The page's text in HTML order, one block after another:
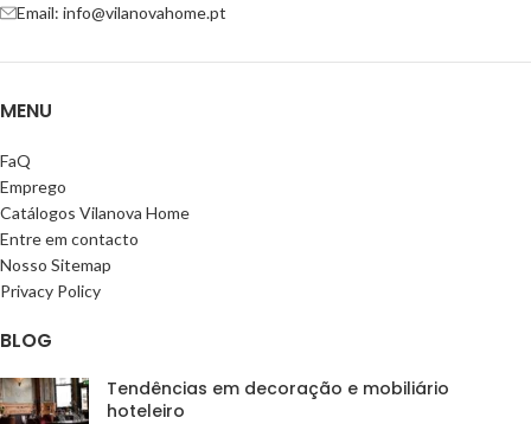
Email: info@vilanovahome.pt
MENU
FaQ
Emprego
Catálogos Vilanova Home
Entre em contacto
Nosso Sitemap
Privacy Policy
BLOG
Tendências em decoração e mobiliário
hoteleiro